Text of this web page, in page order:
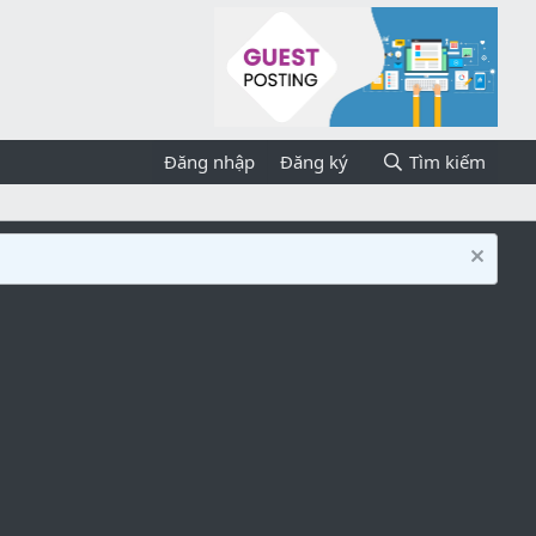
Đăng nhập Đăng ký Tìm kiếm